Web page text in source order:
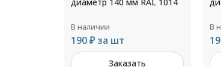
В наличии
190 ₽ за шт
Заказать
В